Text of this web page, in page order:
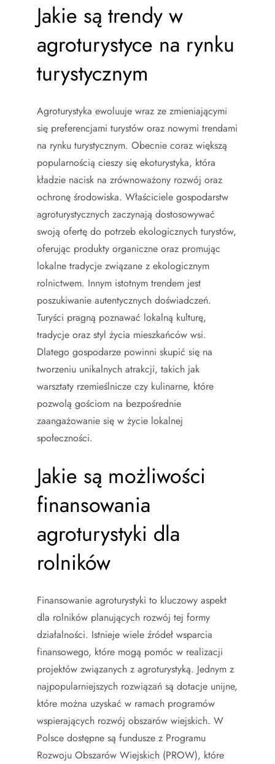
Jakie są trendy w
agroturystyce na rynku
turystycznym
Agroturystyka ewoluuje wraz ze zmieniającymi
się preferencjami turystów oraz nowymi trendami
na rynku turystycznym. Obecnie coraz większą
popularnością cieszy się ekoturystyka, która
kładzie nacisk na zrównoważony rozwój oraz
ochronę środowiska. Właściciele gospodarstw
agroturystycznych zaczynają dostosowywać
swoją ofertę do potrzeb ekologicznych turystów,
oferując produkty organiczne oraz promując
lokalne tradycje związane z ekologicznym
rolnictwem. Innym istotnym trendem jest
poszukiwanie autentycznych doświadczeń.
Turyści pragną poznawać lokalną kulturę,
tradycje oraz styl życia mieszkańców wsi.
Dlatego gospodarze powinni skupić się na
tworzeniu unikalnych atrakcji, takich jak
warsztaty rzemieślnicze czy kulinarne, które
pozwolą gościom na bezpośrednie
zaangażowanie się w życie lokalnej
społeczności.
Jakie są możliwości
finansowania
agroturystyki dla
rolników
Finansowanie agroturystyki to kluczowy aspekt
dla rolników planujących rozwój tej formy
działalności. Istnieje wiele źródeł wsparcia
finansowego, które mogą pomóc w realizacji
projektów związanych z agroturystyką. Jednym z
najpopularniejszych rozwiązań są dotacje unijne,
które można uzyskać w ramach programów
wspierających rozwój obszarów wiejskich. W
Polsce dostępne są fundusze z Programu
Rozwoju Obszarów Wiejskich (PROW), które